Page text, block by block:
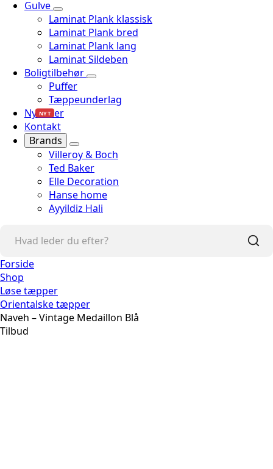
Gulve
Laminat Plank klassisk
Laminat Plank bred
Laminat Plank lang
Laminat Sildeben
Boligtilbehør
Puffer
Tæppeunderlag
Nyheder
NYT
Kontakt
Brands
Villeroy & Boch
Ted Baker
Elle Decoration
Hanse home
Ayyildiz Hali
Forside
Shop
Løse tæpper
Orientalske tæpper
Naveh – Vintage Medaillon Blå
Tilbud